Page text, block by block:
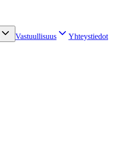
Vastuullisuus Yhteystiedot